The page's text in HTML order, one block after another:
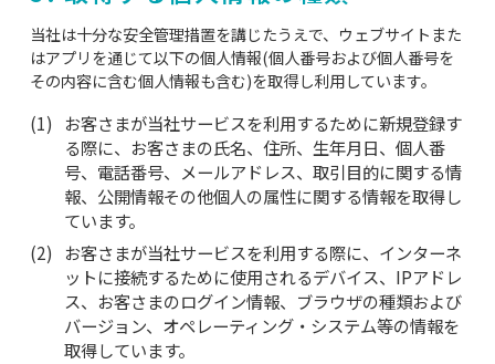
当社は十分な安全管理措置を講じたうえで、ウェブサイトまた
はアプリを通じて以下の個人情報(個人番号および個人番号を
その内容に含む個人情報も含む)を取得し利用しています。
お客さまが当社サービスを利用するために新規登録す
る際に、お客さまの氏名、住所、生年月日、個人番
号、電話番号、メールアドレス、取引目的に関する情
報、公開情報その他個人の属性に関する情報を取得し
ています。
お客さまが当社サービスを利用する際に、インターネ
ットに接続するために使用されるデバイス、IPアドレ
ス、お客さまのログイン情報、ブラウザの種類および
バージョン、オペレーティング・システム等の情報を
取得しています。